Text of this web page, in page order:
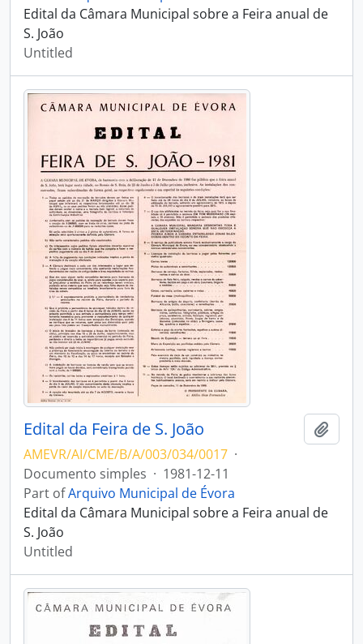
Edital da Câmara Municipal sobre a Feira anual de
S. João
Untitled
Edital da Feira de S. João
AMEVR/AI/CME/B/A/003/034/0017 ·
Documento simples · 1981-12-11
Part ofArquivo Municipal de Évora
Edital da Câmara Municipal sobre a Feira anual de
S. João
Untitled